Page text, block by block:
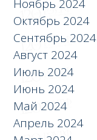
Ноябрь 2024
Октябрь 2024
Сентябрь 2024
Август 2024
Июль 2024
Июнь 2024
Май 2024
Апрель 2024